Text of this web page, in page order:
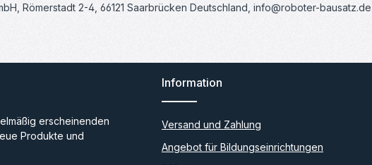
Römerstadt 2-4, 66121 Saarbrücken Deutschland, info@roboter-bausatz.de
erscheinenden
Produkte und
Information
Versand und Zahlung
Angebot für Bildungseinrichtungen